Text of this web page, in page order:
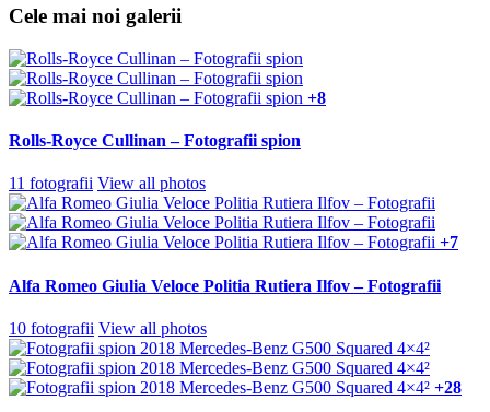
Cele mai noi galerii
+8
Rolls-Royce Cullinan – Fotografii spion
11 fotografii View all photos
+7
Alfa Romeo Giulia Veloce Politia Rutiera Ilfov – Fotografii
10 fotografii View all photos
+28